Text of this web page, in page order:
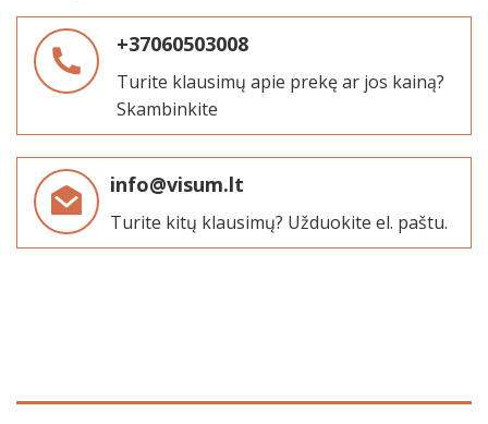
+37060503008
Turite klausimų apie prekę ar jos kainą?
Skambinkite
info@visum.lt
Turite kitų klausimų? Užduokite el. paštu.